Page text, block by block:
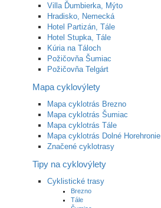
Villa Ďumbierka, Mýto
Hradisko, Nemecká
Hotel Partizán, Tále
Hotel Stupka, Tále
Kúria na Táloch
Požičovňa Šumiac
Požičovňa Telgárt
Mapa cyklovýlety
Mapa cyklotrás Brezno
Mapa cyklotrás Šumiac
Mapa cyklotrás Tále
Mapa cyklotrás Dolné Horehronie
Značené cyklotrasy
Tipy na cyklovýlety
Cyklistické trasy
Brezno
Tále